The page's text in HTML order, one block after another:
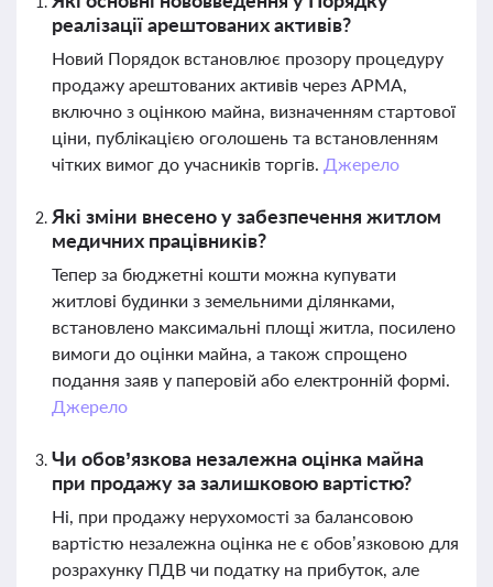
реалізації арештованих активів?
Новий Порядок встановлює прозору процедуру
продажу арештованих активів через АРМА,
включно з оцінкою майна, визначенням стартової
ціни, публікацією оголошень та встановленням
чітких вимог до учасників торгів. Джерело
Які зміни внесено у забезпечення житлом
медичних працівників?
Тепер за бюджетні кошти можна купувати
житлові будинки з земельними ділянками,
встановлено максимальні площі житла, посилено
вимоги до оцінки майна, а також спрощено
подання заяв у паперовій або електронній формі.
Джерело
Чи обов’язкова незалежна оцінка майна
при продажу за залишковою вартістю?
Ні, при продажу нерухомості за балансовою
вартістю незалежна оцінка не є обов’язковою для
розрахунку ПДВ чи податку на прибуток, але